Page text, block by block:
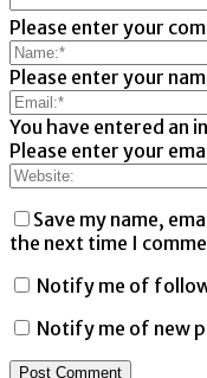
Please enter your
Please enter your
You have entered an
Please enter your
Save my name,
the next time I
Notify me of
Notify me of new